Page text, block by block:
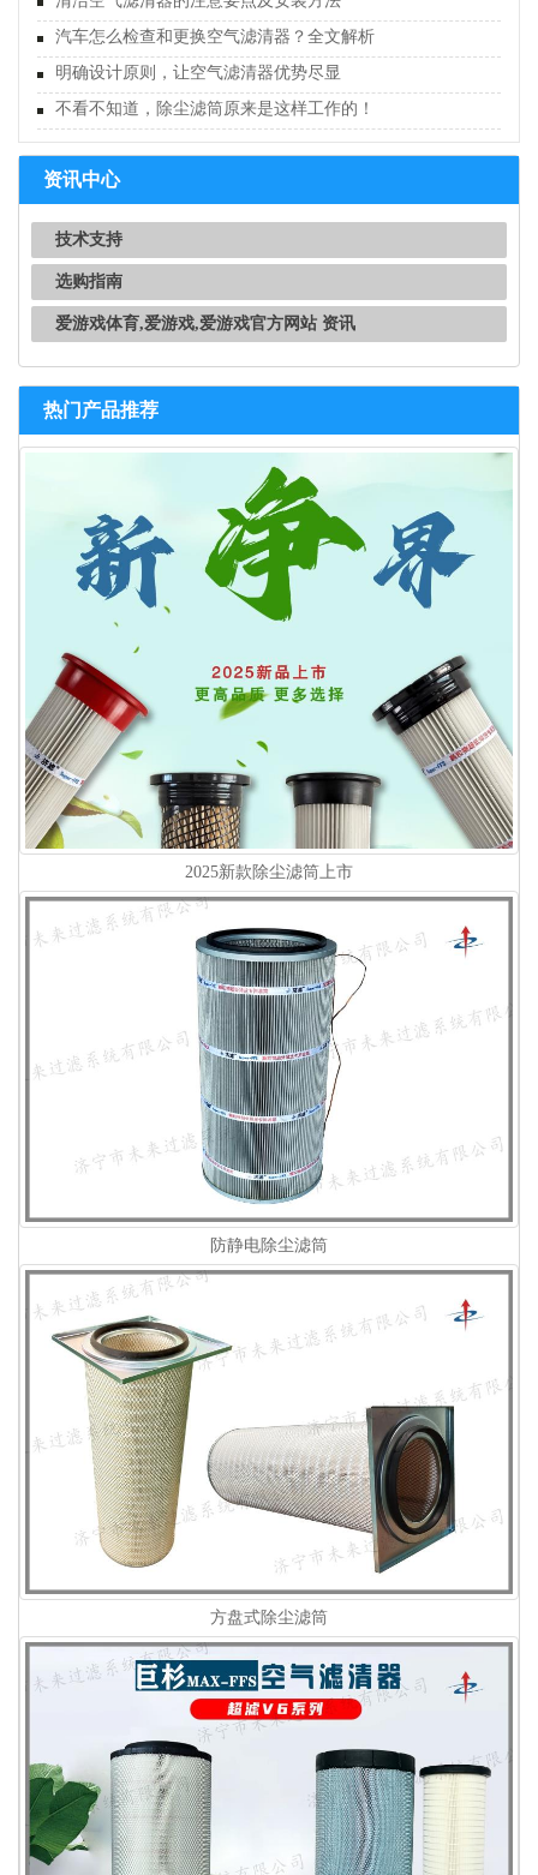
汽车怎么检查和更换空气滤清器？全文解析
明确设计原则，让空气滤清器优势尽显
不看不知道，除尘滤筒原来是这样工作的！
资讯中心
技术支持
选购指南
爱游戏体育,爱游戏,爱游戏官方网站 资讯
热门产品推荐
2025新款除尘滤筒上市
防静电除尘滤筒
方盘式除尘滤筒